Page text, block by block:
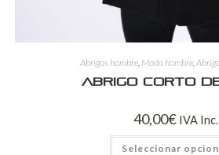
Abrigos hombre Moda hombre
Abrigo corto
40,00€ IVA Inc.
Seleccionar